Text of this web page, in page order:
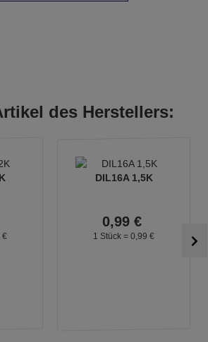
des Herstellers:
€
DIL16A 1,5K
0,99 €
1 Stück = 0, 99 €